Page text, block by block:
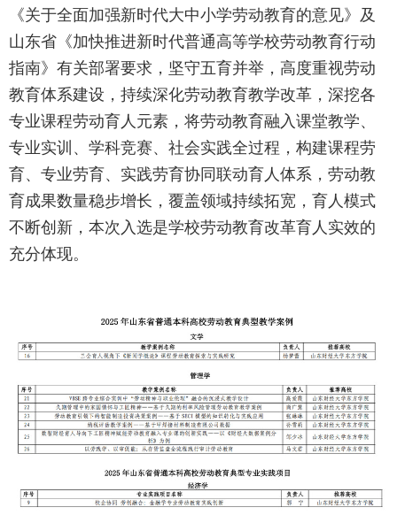
《关于全面加强新时代大中小学劳动教育的意见》及
山东省《加快推进新时代普通高等学校劳动教育行动
指南》有关部署要求，坚守五育并举，高度重视劳动
教育体系建设，持续深化劳动教育教学改革，深挖各
专业课程劳动育人元素，将劳动教育融入课堂教学、
专业实训、学科竞赛、社会实践全过程，构建课程劳
育、专业劳育、实践劳育协同联动育人体系，劳动教
育成果数量稳步增长，覆盖领域持续拓宽，育人模式
不断创新，本次入选是学校劳动教育改革育人实效的
充分体现。